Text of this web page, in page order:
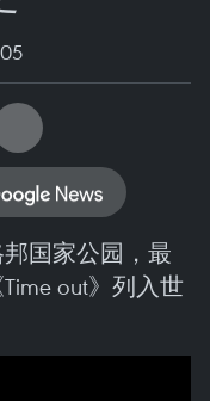
国家公园，最
out》列入世